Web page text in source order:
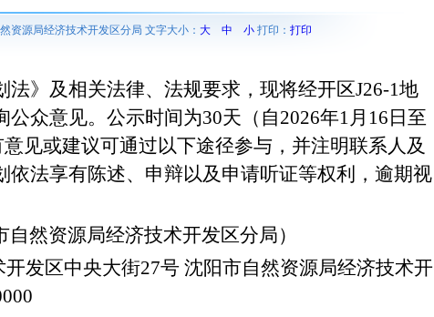
资源局经济技术开发区分局 文字大小： 大 中 小打印： 打印
法》及相关法律、法规要求，现将经开区J26-1地
众意见。公示时间为30天（自2026年1月 16 日至
见或建议可通过以下途径参与，并注明联系人及
法享有陈述、申辩以及申请听证等权利，逾期视
然资源局经济技术开发区分局）
发区中央大街27号 沈阳市自然资源局经济技术开